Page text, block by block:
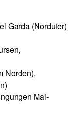
Garda (Nordufer)
Norden),
Mai-